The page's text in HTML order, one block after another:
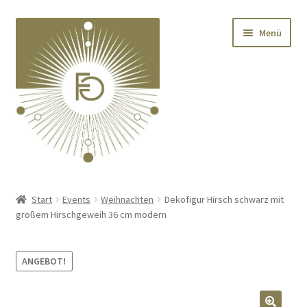
Navigation
springen
springen
Menü
Deko
Textilien
Start Events Weihnachten
Dekofigur Hirsch schwarz mit
großem Hirschgeweih 36 cm modern
ANGEBOT!